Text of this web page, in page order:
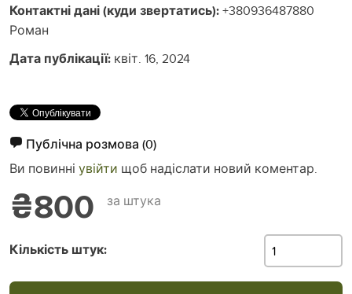
Контактні дані (куди звертатись):+380936487880
Роман
Дата публікації: квіт. 16, 2024
Публічна розмова (0)
Ви повинні увійти щоб надіслати новий коментар.
₴800 за штука
Кількість штук: